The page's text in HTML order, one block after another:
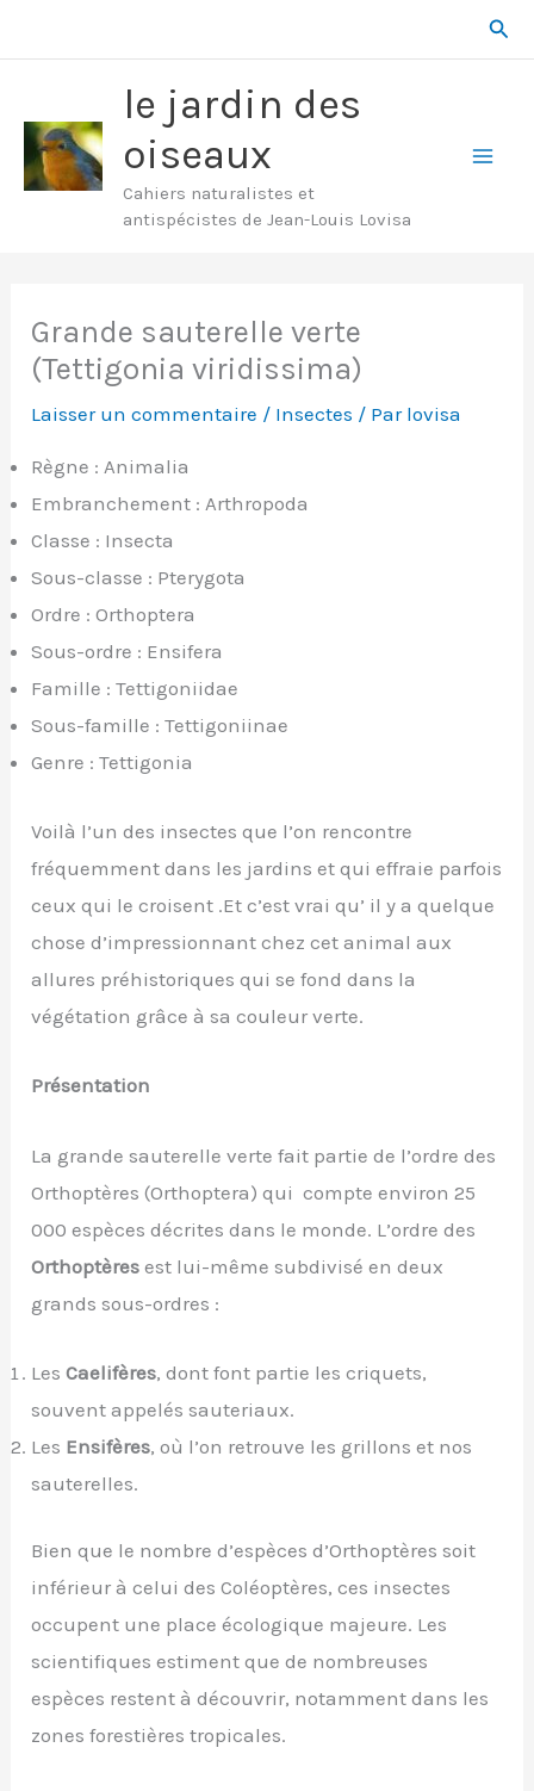
au
le jardin des
oiseaux
Cahiers naturalistes et
antispécistes de Jean-Louis Lovisa
Grande sauterelle verte
(Tettigonia viridissima)
Laisser un commentaire / Insectes / Par lovisa
Règne : Animalia
Embranchement : Arthropoda
Classe : Insecta
Sous-classe : Pterygota
Ordre : Orthoptera
Sous-ordre : Ensifera
Famille : Tettigoniidae
Sous-famille : Tettigoniinae
Genre : Tettigonia
Voilà l’un des insectes que l’on rencontre
fréquemment dans les jardins et qui effraie parfois
ceux qui le croisent .Et c’est vrai qu’ il y a quelque
chose d’impressionnant chez cet animal aux
allures préhistoriques qui se fond dans la
végétation grâce à sa couleur verte.
Présentation
La grande sauterelle verte fait partie de l’ordre des
Orthoptères (Orthoptera) qui compte environ 25
000 espèces décrites dans le monde. L’ordre des
Orthoptères est lui-même subdivisé en deux
grands sous-ordres :
LesCaelifères, dont font partie les criquets,
souvent appelés sauteriaux.
Les Ensifères, où l’on retrouve les grillons et nos
sauterelles.
Bien que le nombre d’espèces d’Orthoptères soit
inférieur à celui des Coléoptères, ces insectes
occupent une place écologique majeure. Les
scientifiques estiment que de nombreuses
espèces restent à découvrir, notamment dans les
zones forestières tropicales.